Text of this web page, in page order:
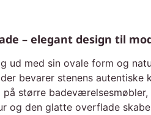
– elegant design til
ud med sin ovale form og
bevarer stenens
større
og den glatte overflade